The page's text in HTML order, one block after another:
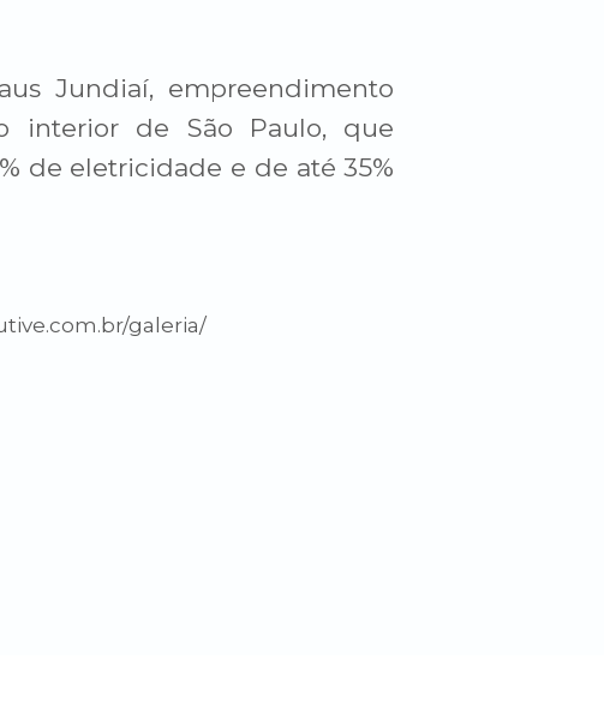
Jundiaí, empreendimento
interior de São Paulo, que
de eletricidade e de até 35%
galeria/